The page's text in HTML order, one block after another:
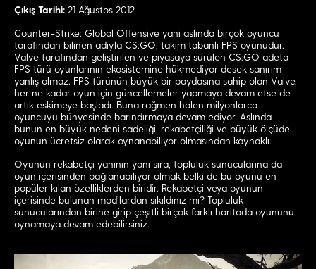
Çıkış Tarihi: 21 Ağustos 2012
Counter-Strike: Global Offensive yani aslında birçok oyuncu
tarafından bilinen adıyla CS:GO, takım tabanlı FPS oyunudur.
Valve tarafından geliştirilen ve piyasaya sürülen CS:GO adeta
FPS türü oyunlarının ekosistemine hükmediyor desek sanırım
yanlış olmaz. FPS türünün büyük bir paydasına sahip olan Valve,
her ne kadar oyun için güncellemeler yapmaya devam etse de
artık eskimeye başladı. Buna rağmen halen milyonlarca
oyuncuyu bünyesinde barındırmaya devam ediyor. Aslında
bunun en büyük nedeni sadeliği, rekabetçiliği ve büyük ölçüde
oyunun ücretsiz olarak oynanabiliyor olmasından kaynaklı.
Oyunun rekabetçi yanının yanı sıra, topluluk sunucularına da
oyun içerisinden bağlanabiliyor olmak belki de bu oyunu en
popüler kılan özelliklerden biridir. Rekabetçi veya oyunun
içerisinde bulunan mod’lardan sıkıldınız mı? Topluluk
sunucularından birine girip çeşitli birçok farklı haritada oyununu
oynamaya devam edebilirsiniz.